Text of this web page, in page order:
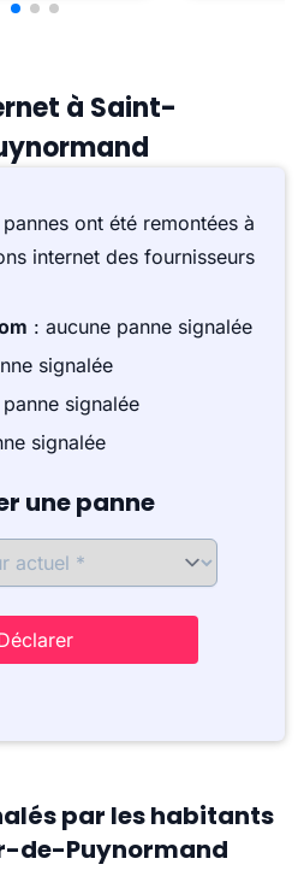
à Saint-
ont été remontées à
internet des fournisseurs
: aucune panne signalée
signalée
signalée
signalée
une panne
par les habitants
de-Puynormand